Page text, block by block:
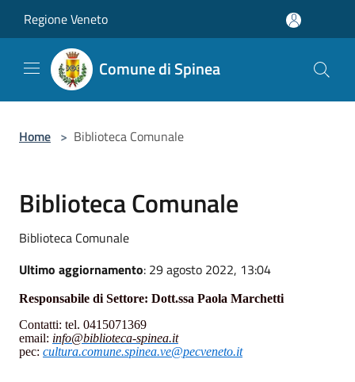
Regione Veneto
Comune di Spinea
Home > Biblioteca Comunale
Biblioteca Comunale
Biblioteca Comunale
Ultimo aggiornamento: 29 agosto 2022, 13:04
Responsabile di Settore: Dott.ssa Paola Marchetti
Contatti: tel. 0415071369
email: info@biblioteca-spinea.it
pec: cultura.comune.spinea.ve@pecveneto.it